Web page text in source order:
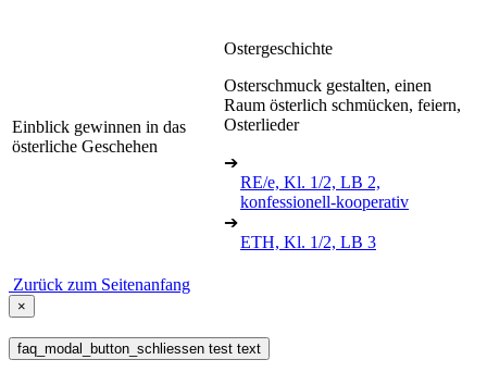
Einblick gewinnen in das
österliche Geschehen
Ostergeschichte
Osterschmuck gestalten, einen
Raum österlich schmücken, feiern,
Osterlieder
➔
RE/e, Kl. 1/2, LB 2,
konfessionell-kooperativ
➔
ETH, Kl. 1/2, LB 3
Zurück zum Seitenanfang
×
faq_modal_button_schliessen test text